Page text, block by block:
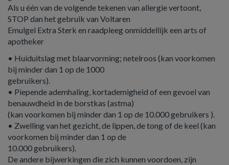
Als u één van de volgende tekenen van allergie vertoont,
STOP dan het gebruik van Voltaren
Emulgel Extra Sterk en raadpleeg onmiddellijk een arts of
apotheker
• Huiduitslag met blaarvorming; netelroos (kan voorkomen
bij minder dan 1 op de 1000
gebruikers).
• Piepende ademhaling, kortademigheid of een gevoel van
benauwdheid in de borstkas (astma)
(kan voorkomen bij minder dan 1 op de 10.000 gebruikers ).
• Zwelling van het gezicht, de lippen, de tong of de keel (kan
voorkomen bij minder dan 1 op de
10.000 gebruikers).
De andere bijwerkingen die zich kunnen voordoen, zijn